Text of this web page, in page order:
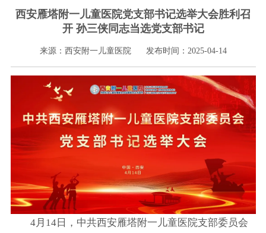
健康科普
联系我们
西安雁塔附一儿童医院党支部书记选举大会胜利召
开 孙三侠同志当选党支部书记
来源：西安附一儿童医院 发布时间：2025-04-14
4月14日，中共西安雁塔附一儿童医院支部委员会